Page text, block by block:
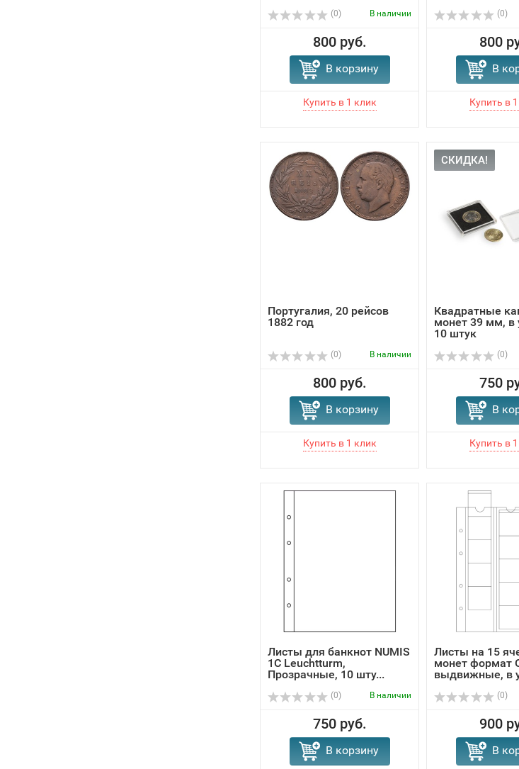
(0) В наличии
800 руб.
В корзину
(0)
800
В
Португалия, 20 рейсов
1882 год
(0) В наличии
800 руб.
В корзину
СКИДКА!
Квадратные
монет 39 мм, в
10 штук
(0)
750
В
Листы для банкнот NUMIS
1C Leuchtturm,
Прозрачные, 10 шту...
(0) В наличии
750 руб.
В корзину
Листы на 15
монет формат
выдвижные, в
(0)
900
В